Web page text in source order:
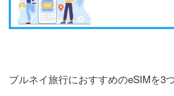
ブルネイ旅行におすすめのeSIMを3